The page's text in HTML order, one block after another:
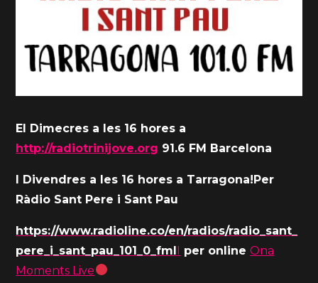
El Dimecres a les 16 hores a
http://radiotrinijove.org 91.6 FM Barcelona
I Divendres a les 16 hores a Tarragona!Per
Ràdio Sant Pere i Sant Pau
https://www.radioline.co/en/radios/radio_sant_
pere_i_sant_pau_101_0_fmII per onlineOna
Moments Live